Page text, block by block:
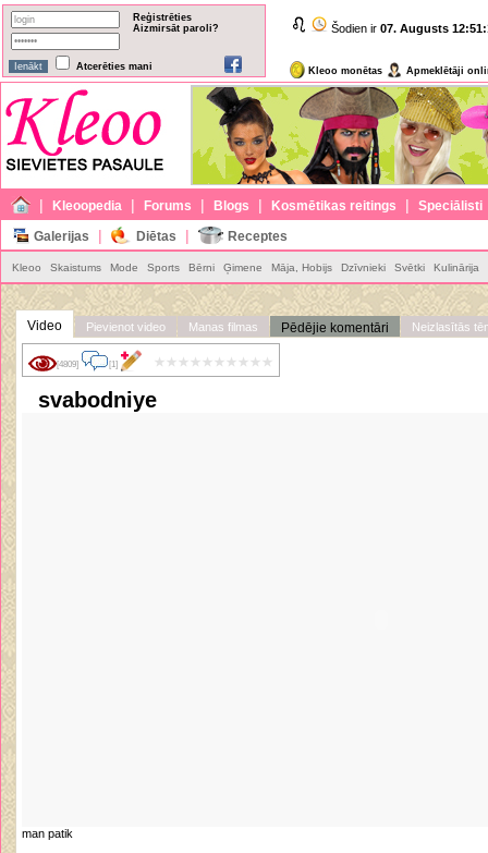
Reģistrēties
Aizmirsāt paroli?
Atcerēties mani
Šodien ir 07. Augusts
Kleoo monētas Apmeklētāji
| Kleoopedia | Forums | Blogs | Kosmētikas reitings | Speciālisti
Galerijas | Diētas | Receptes
Kleoo Skaistums Mode Sports Bērni Ģimene Māja, Hobijs Dzīvnieki Svētki Kulinārija
Video Pievienot video Manas filmas Pēdējie komentāri Neizlasītās
[4809] [1]
svabodniye
man patik